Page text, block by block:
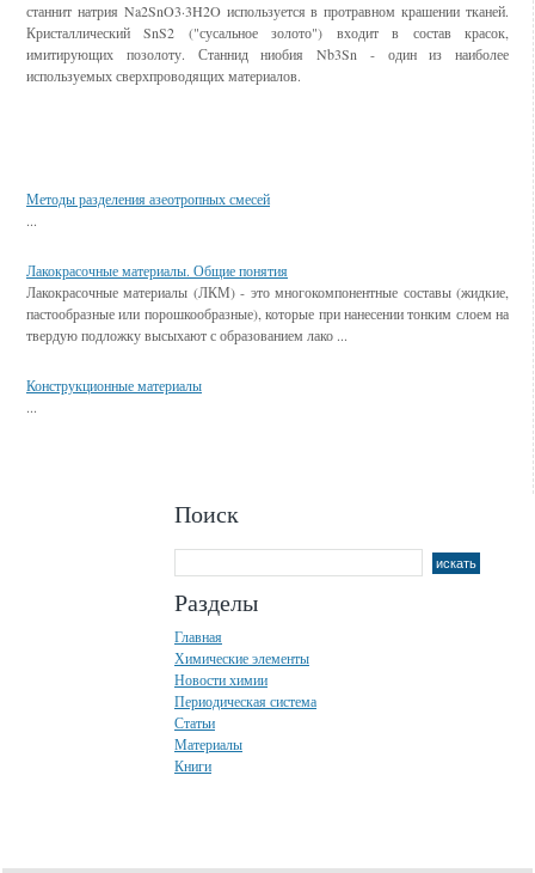
станнит натрия Na2SnO3·3H2O используется в протравном крашении тканей.
Кристаллический SnS2 ("сусальное золото") входит в состав красок,
имитирующих позолоту. Станнид ниобия Nb3Sn - один из наиболее
используемых сверхпроводящих материалов.
Методы разделения азеотропных смесей
...
Лакокрасочные материалы. Общие понятия
Лакокрасочные материалы (ЛКМ) - это многокомпонентные составы (жидкие,
пастообразные или порошкообразные), которые при нанесении тонким слоем на
твердую подложку высыхают с образованием лако ...
Конструкционные материалы
...
Поиск
Разделы
Главная
Химические элементы
Новости химии
Периодическая система
Статьи
Материалы
Книги